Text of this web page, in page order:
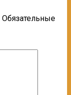
Обязательные